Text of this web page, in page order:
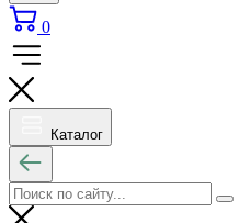
0
Каталог